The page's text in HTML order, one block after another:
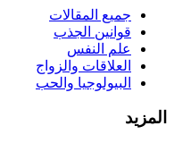
جميع المقالات
قوانين الجذب
علم النفس
العلاقات والزواج
البيولوجيا والحب
المزيد